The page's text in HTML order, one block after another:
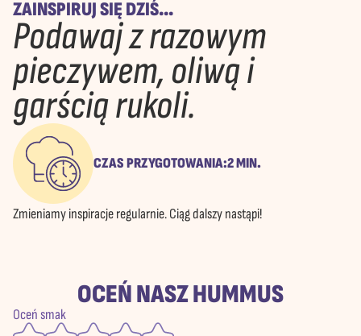
ZAINSPIRUJ SIĘ DZIŚ...
Podawaj z razowym
pieczywem, oliwą i
garścią rukoli.
CZAS PRZYGOTOWANIA:2 MIN.
Zmieniamy inspiracje regularnie. Ciąg dalszy nastąpi!
OCEŃ NASZ HUMMUS
Oceń smak